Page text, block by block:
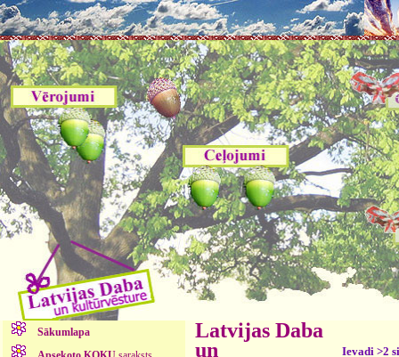
Sākumlapa
Latvijas Daba
un
Ievadi >2